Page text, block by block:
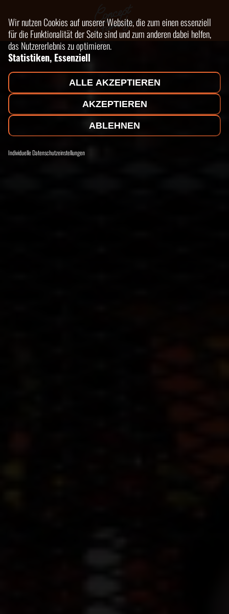
Wir nutzen Cookies auf unserer Website, die zum einen essenziell
für die Funktionalität der Seite sind und zum anderen dabei helfen,
das Nutzererlebnis zu optimieren.
Statistiken, Essenziell
Individuelle Datenschutzeinstellungen
ABLEHNEN
ALLE AKZEPTIEREN
AKZEPTIEREN